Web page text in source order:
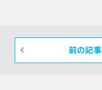
前の記事